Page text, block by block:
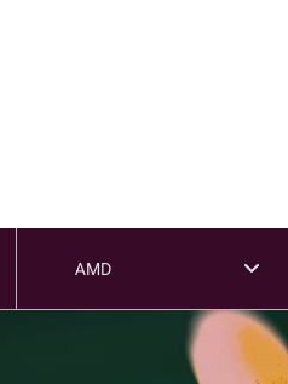
AMD